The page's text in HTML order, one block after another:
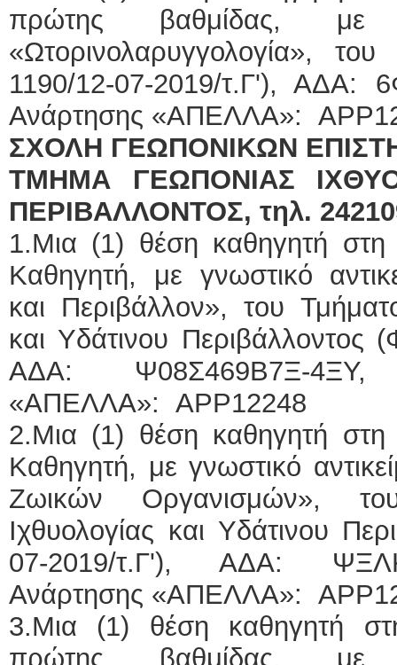
πρώτης βαθμίδας, με
«Ωτορινολαρυγγολογία»,
1190/12-07-2019/τ.Γ'), ΑΔΑ:
Ανάρτησης «ΑΠΕΛΛΑ»:
ΣΧΟΛΗ ΓΕΩΠΟΝΙΚΩΝ
ΤΜΗΜΑ ΓΕΩΠΟΝΙΑΣ
ΠΕΡΙΒΑΛΛΟΝΤΟΣ, τηλ.
1.Μια (1) θέση καθηγητή
Καθηγητή, με γνωστικό
και Περιβάλλον», του
και Υδάτινου
ΑΔΑ: Ψ08Σ469Β7Ξ-4ΞΥ,
«ΑΠΕΛΛΑ»: APP12248
2.Μια (1) θέση καθηγητή
Καθηγητή, με γνωστικό
Ζωικών Οργανισμών»,
Ιχθυολογίας και Υδάτινου
07-2019/τ.Γ'), ΑΔΑ:
Ανάρτησης «ΑΠΕΛΛΑ»:
3.Μια (1) θέση καθηγητή
πρώτης βαθμίδας, με